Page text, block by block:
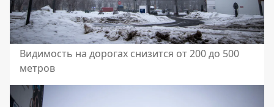
Видимость на дорогах снизится от 200 до 500
метров